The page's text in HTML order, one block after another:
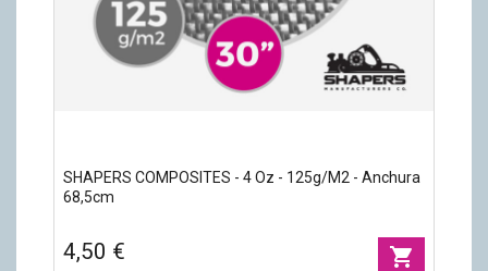
SHAPERS COMPOSITES - 4 Oz - 125g/m2 - Anchura
68,5cm
4,50 € shopping_cart